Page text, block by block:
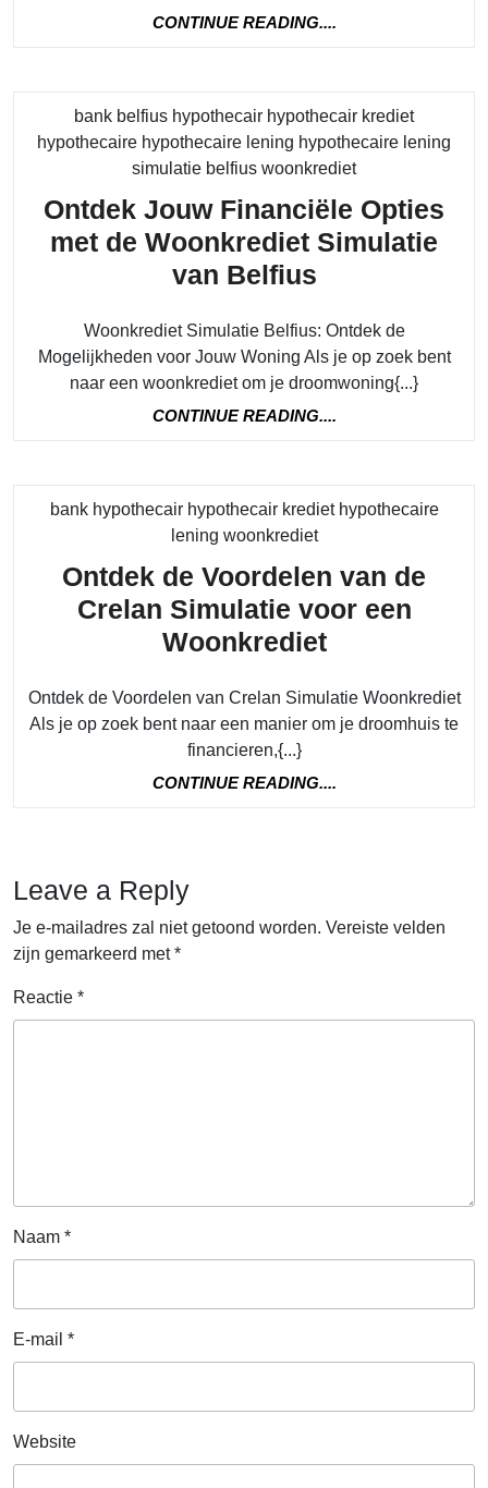
CONTINUE READING....
bank belfius hypothecair hypothecair krediet
hypothecaire hypothecaire lening hypothecaire lening
simulatie belfius woonkredietCategory
Ontdek Jouw Financiële Opties
met de Woonkrediet Simulatie
van BelfiusOntdek
Financiële
Opties
met
Simulatie
van
Belfius
Woonkrediet Simulatie Belfius: Ontdek de
Mogelijkheden voor Jouw Woning Als je op zoek bent
naar een woonkrediet om je droomwoning{...}
CONTINUE READING....
bank hypothecair hypothecair krediet hypothecaire
lening woonkredietCategory
Ontdek de Voordelen van de
Crelan Simulatie voor een
WoonkredietOntdek
Voordelen
van
Ontdek de Voordelen van Crelan Simulatie Woonkrediet
Als je op zoek bent naar een manier om je droomhuis te
financieren,{...}
CONTINUE READING....
Leave a Reply
Je e-mailadres zal niet getoond worden. Vereiste velden
zijn gemarkeerd met*
Reactie *
Naam *
E-mail *
Website